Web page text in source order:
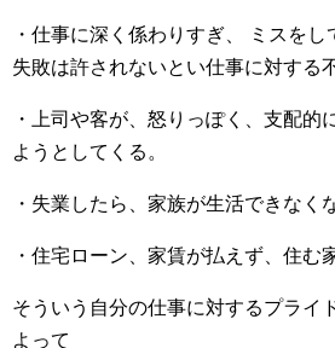
・仕事に深く係わりすぎ、 ミスをし
失敗は許されないとい仕事に対する
・上司や客が、怒りっぽく、支配的
ようとしてくる。
・失業したら、家族が生活できなく
・住宅ローン、家賃が払えず、住む
そういう自分の仕事に対するプライ
よって